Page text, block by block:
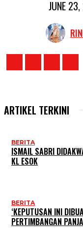
JUNE
ARTIKEL TERKINI
BERITA
ISMAIL SABRI
KL ESOK
BERITA
‘KEPUTUSAN INI
PERTIMBANGAN